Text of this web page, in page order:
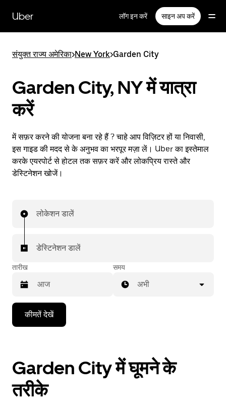
सामग्री
पर
Uber लॉग इन करें साइन अप करें
संयुक्त राज्य अमेरिका>New York>Garden City
Garden City, NY में यात्रा
करें
में सफ़र करने की योजना बना रहे हैं ? चाहे आप विज़िटर हों या निवासी,
इस गाइड की मदद से के अनुभव का भरपूर मज़ा लें। Uber का इस्तेमाल
करके एयरपोर्ट से होटल तक सफ़र करें और लोकप्रिय रास्ते और
डेस्टिनेशन खोजें।
लोकेशन डालें
डेस्टिनेशन डालें
तारीख
Press
down
interact
with
calendar
समय
अभी
कीमतें देखें
Garden City में घूमने के
तरीके